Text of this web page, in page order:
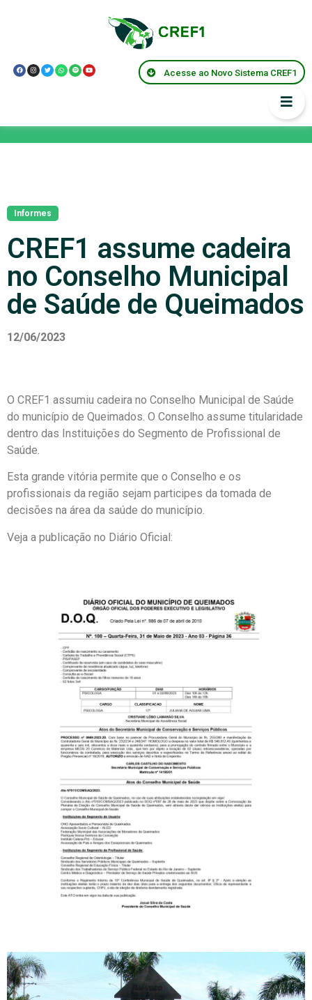
Acesse ao Novo Sistema CREF1
Informes
CREF1 assume cadeira
no Conselho Municipal
de Saúde de Queimados
12/06/2023
O CREF1 assumiu cadeira no Conselho Municipal de Saúde
do município de Queimados. O Conselho assume titularidade
dentro das Instituições do Segmento de Profissional de
Saúde.
Esta grande vitória permite que o Conselho e os
profissionais da região sejam participes da tomada de
decisões na área da saúde do município.
Veja a publicação no Diário Oficial: